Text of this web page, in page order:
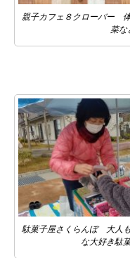
親子カフェ８クローバー
菜な
駄菓子屋さくらんぼ 大人
な大好き駄